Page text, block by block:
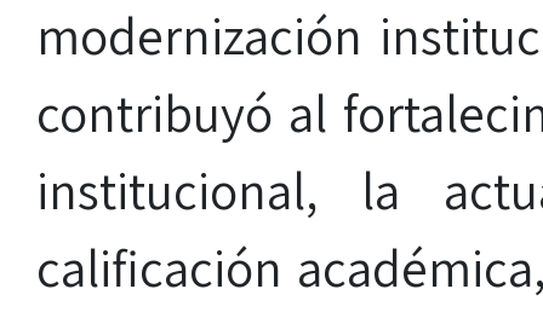
modernización
contribuyó al
institucional, la
calificación